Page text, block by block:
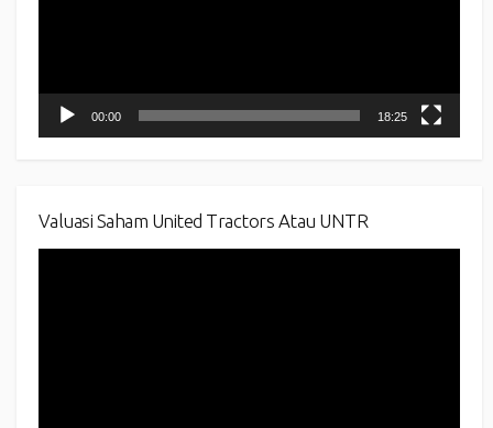
00:00 18:25
Valuasi Saham United Tractors Atau UNTR